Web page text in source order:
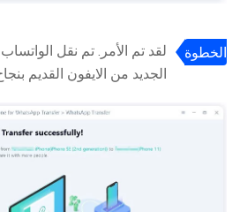
الخطوة
لقد تم الأمر. تم نقل
الجديد من الايفون القديم